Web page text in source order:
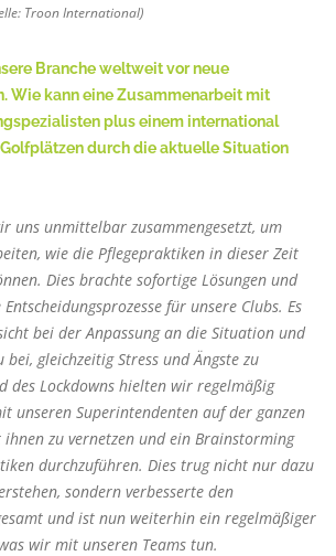
Troon International)
Branche weltweit vor neue
Wie kann eine Zusammenarbeit mit
plus einem international
durch die aktuelle Situation
uns unmittelbar zusammengesetzt, um
wie die Pflegepraktiken in dieser Zeit
Dies brachte sofortige Lösungen und
für unsere Clubs. Es
bei der Anpassung an die Situation und
gleichzeitig Stress und Ängste zu
des Lockdowns hielten wir regelmäßig
unseren Superintendenten auf der ganzen
zu vernetzen und ein Brainstorming
durchzuführen. Dies trug nicht nur dazu
sondern verbesserte den
und ist nun weiterhin ein regelmäßiger
wir mit unseren Teams tun.